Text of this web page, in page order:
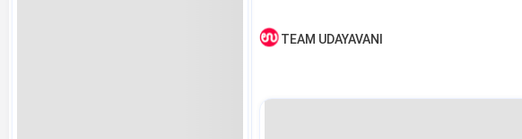
TEAM UDAYAVANI